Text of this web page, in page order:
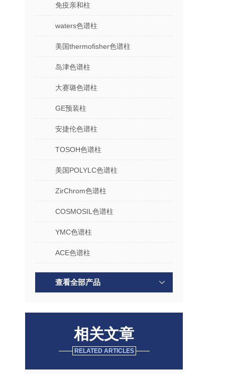
免疫亲和柱
waters色谱柱
美国thermofisher色谱柱
岛津色谱柱
大赛璐色谱柱
GE预装柱
安捷伦色谱柱
TOSOH色谱柱
美国POLYLC色谱柱
ZirChrom色谱柱
COSMOSIL色谱柱
YMC色谱柱
ACE色谱柱
查看全部产品
相关文章
RELATED ARTICLES